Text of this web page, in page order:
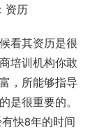
资历
看其资历是很
培训机构你敢
，所能够指导
是很重要的。
快8年的时间